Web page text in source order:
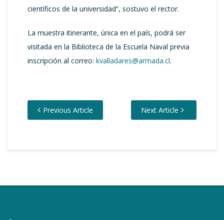
científicos de la universidad”, sostuvo el rector.
La muestra itinerante, única en el país, podrá ser
visitada en la Biblioteca de la Escuela Naval previa
inscripción al correo: kvalladares@armada.cl.
Previous Article Next Article